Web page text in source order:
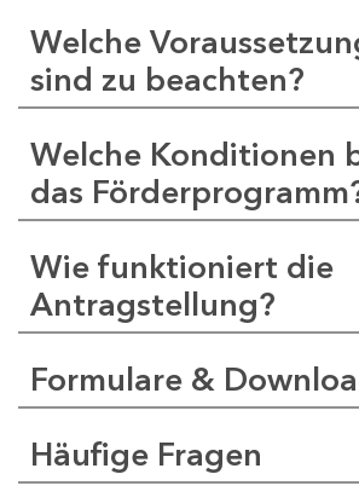
Welche
sind zu beachten?
Welche Konditionen
das
Wie funktioniert die
Antragstellung?
Formulare &
Häufige Fragen